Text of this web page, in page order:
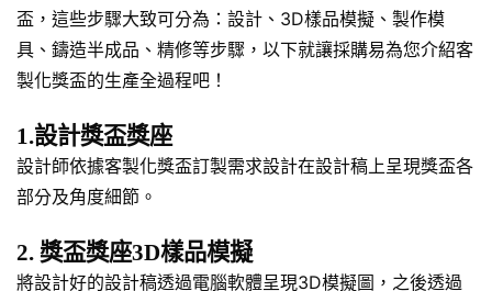
盃，這些步驟大致可分為：設計、3D樣品模擬、製作模
具、鑄造半成品、精修等步驟，以下就讓採購易為您介紹客
製化獎盃的生產全過程吧！
1.設計獎盃獎座
設計師依據客製化獎盃訂製需求設計在設計稿上呈現獎盃各
部分及角度細節。
2. 獎盃獎座3D樣品模擬
將設計好的設計稿透過電腦軟體呈現3D模擬圖，之後透過